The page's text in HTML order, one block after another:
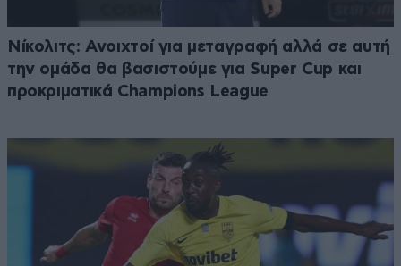
Νίκολιτς: Ανοιχτοί για μεταγραφή αλλά σε αυτή
την ομάδα θα βασιστούμε για Super Cup και
προκριματικά Champions League